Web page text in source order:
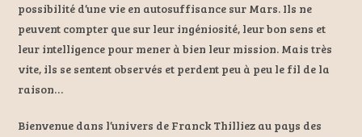
possibilité d’une vie en autosuffisance sur Mars. Ils ne
peuvent compter que sur leur ingéniosité, leur bon sens et
leur intelligence pour mener à bien leur mission. Mais très
vite, ils se sentent observés et perdent peu à peu le fil de la
raison…
Bienvenue dans l’univers de Franck Thilliez au pays des